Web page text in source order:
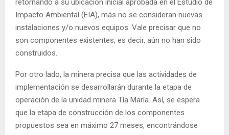
retornando a su ubicación inicial aprobada en el Estudio de
Impacto Ambiental (EIA), más no se consideran nuevas
instalaciones y/o nuevos equipos. Vale precisar que no
son componentes existentes, es decir, aún no han sido
construidos.
Por otro lado, la minera precisa que las actividades de
implementación se desarrollarán durante la etapa de
operación de la unidad minera Tía María. Así, se espera
que la etapa de construcción de los componentes
propuestos sea en máximo 27 meses, encontrándose